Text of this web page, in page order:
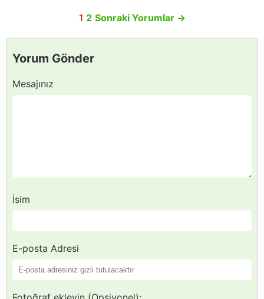
1 2 Sonraki Yorumlar →
Yorum Gönder
Mesajınız
İsim
E-posta Adresi